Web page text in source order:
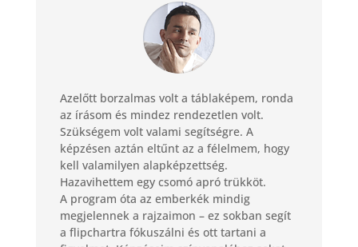
Azelőtt borzalmas volt a táblaképem, ronda
az írásom és mindez rendezetlen volt.
Szükségem volt valami segítségre. A
képzésen aztán eltűnt az a félelmem, hogy
kell valamilyen alapképzettség.
Hazavihettem egy csomó apró trükköt.
A program óta az emberkék mindig
megjelennek a rajzaimon – ez sokban segít
a flipchartra fókuszálni és ott tartani a